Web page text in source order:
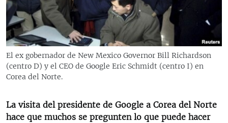
RADIO MARTÍ
ESPECIALES
ESPECIALES
LA REALIDAD DE LA VIVIENDA EN CUBA
SER VIEJO EN CUBA
KENTU-CUBANO
LOS SANTOS DE HIALEAH
MULTIMEDIA
EDITORIALES
El ex gobernador de New Mexico Governor Bill Richardson
(centro D) y el CEO de Google Eric Schmidt (centro I) en
Corea del Norte.
La visita del presidente de Google a Corea del Norte
hace que muchos se pregunten lo que puede hacer